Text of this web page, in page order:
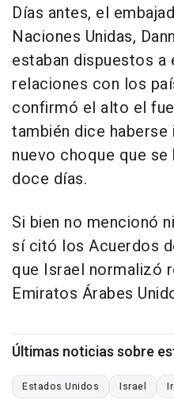
Días antes, el
Naciones Unidas,
estaban dispuestos a
relaciones con los
confirmó el alto el
también dice
nuevo choque que
doce días.
Si bien no mencionó
sí citó los Acuerdos
que Israel normalizó
Emiratos Árabes
Últimas noticias sobre
Estados Unidos Israel